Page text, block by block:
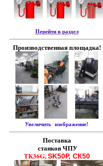
Перейти в раздел
Производственная площадка!
Увеличить изображение!
Поставка
станков ЧПУ
ТК36G,SK50P, СК50